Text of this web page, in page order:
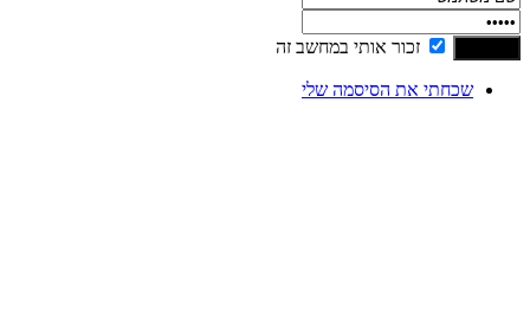
זכור אותי במחשב זה
שכחתי את הסיסמה שלי